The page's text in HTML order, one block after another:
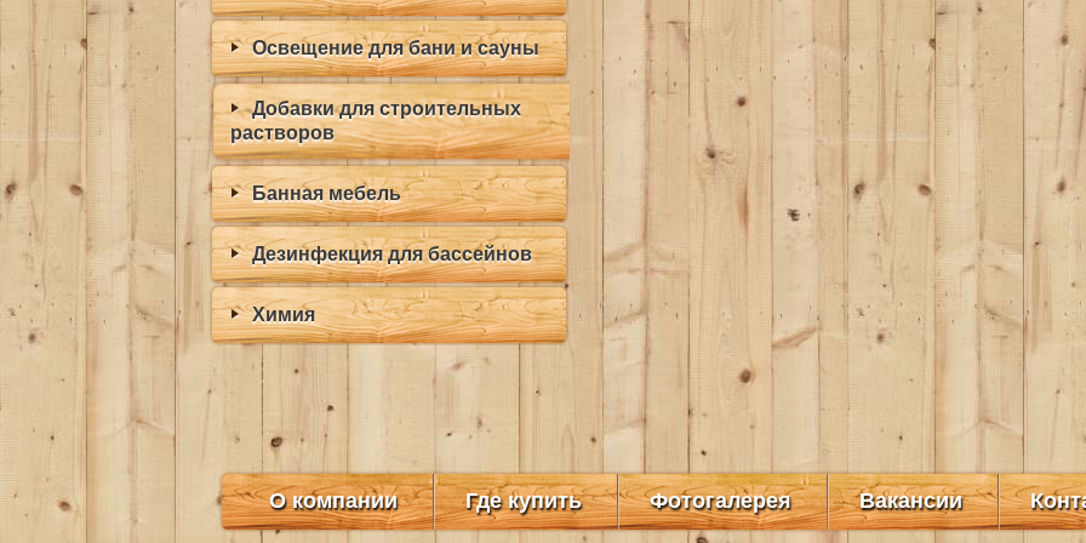
Освещение для бани и сауны
Добавки для строительных
растворов
Банная мебель
Дезинфекция для бассейнов
Химия
О компании Где купить Фотогалерея Вакансии